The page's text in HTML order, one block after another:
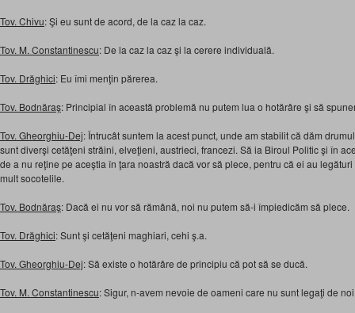
Tov. Chivu: Şi eu sunt de acord, de la caz la caz.
Tov. M. Constantinescu: De la caz la caz şi la cerere individuală.
Tov. Drăghici: Eu îmi menţin părerea.
Tov. Bodnăraş: Principial în această problemă nu putem lua o hotărâre şi să
Tov. Gheorghiu-Dej: Întrucât suntem la acest punct, unde am stabilit că dăm
sunt diverşi cetăţeni străini, elveţieni, austrieci, francezi. Să ia Biroul Politic şi în
de a nu reţine pe aceştia în ţara noastră dacă vor să plece, pentru că ei au
mult socotelile.
Tov. Bodnăraş: Dacă ei nu vor să rămână, noi nu putem să-i împiedicăm să plece.
Tov. Drăghici: Sunt şi cetăţeni maghiari, cehi ş.a.
Tov. Gheorghiu-Dej: Să existe o hotărâre de principiu că pot să se ducă.
Tov. M. Constantinescu: Sigur, n-avem nevoie de oameni care nu sunt legaţi de